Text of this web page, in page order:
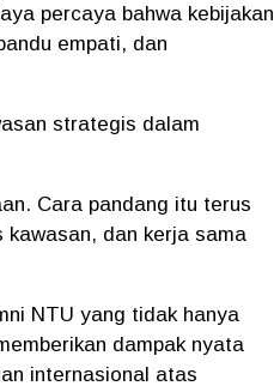
percaya bahwa kebijakan
empati, dan
strategis dalam
Cara pandang itu terus
dan kerja sama
NTU yang tidak hanya
dampak nyata
internasional atas